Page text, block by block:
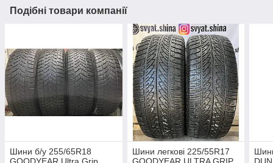
Подібні товари компанії
Шини б/у 255/65R18
Шини легкові 225/55R17